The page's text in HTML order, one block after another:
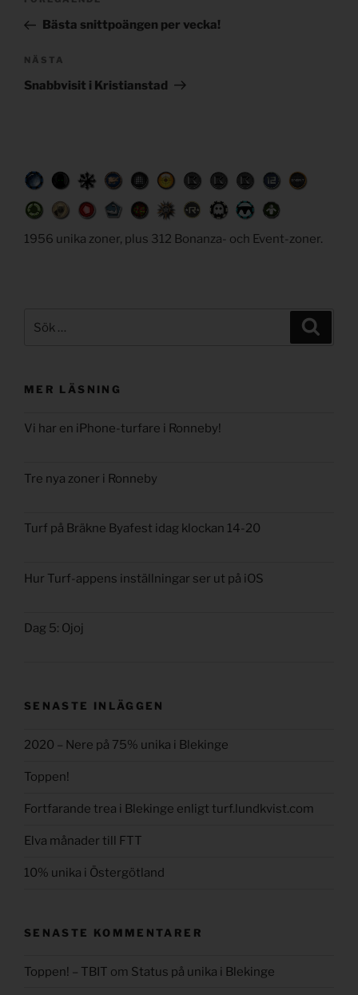
inläggBästa snittpoängen per vecka!
Nästa
inlägg
NÄSTA
Snabbvisit i Kristianstad
1956 unika zoner, plus 312 Bonanza- och Event-zoner.
efter:
MER LÄSNING
Vi har en iPhone-turfare i Ronneby!
Tre nya zoner i Ronneby
Turf på Bräkne Byafest idag klockan 14-20
Hur Turf-appens inställningar ser ut på iOS
Dag 5: Ojoj
SENASTE INLÄGGEN
2020 – Nere på 75% unika i Blekinge
Toppen!
Fortfarande trea i Blekinge enligt turf.lundkvist.com
Elva månader till FTT
10% unika i Östergötland
SENASTE KOMMENTARER
Toppen! – TBIT om Status på unika i Blekinge